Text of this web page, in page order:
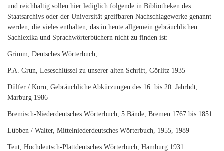
und reichhaltig sollen hier lediglich folgende in Bibliotheken des
Staatsarchivs oder der Universität greifbaren Nachschlagewerke genannt
werden, die vieles enthalten, das in heute allgemein gebräuchlichen
Sachlexika und Sprachwörterbüchern nicht zu finden ist:
Grimm, Deutsches Wörterbuch,
P.A. Grun, Leseschlüssel zu unserer alten Schrift, Görlitz 1935
Dülfer / Korn, Gebräuchliche Abkürzungen des 16. bis 20. Jahrhdt,
Marburg 1986
Bremisch-Niederdeutsches Wörterbuch, 5 Bände, Bremen 1767 bis 1851
Lübben / Walter, Mittelniederdeutsches Wörterbuch, 1955, 1989
Teut, Hochdeutsch-Plattdeutsches Wörterbuch, Hamburg 1931